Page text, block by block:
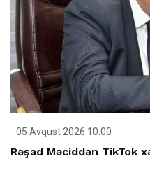
05 Avqust 2026 10:00
Rəşad Məciddən TikTok